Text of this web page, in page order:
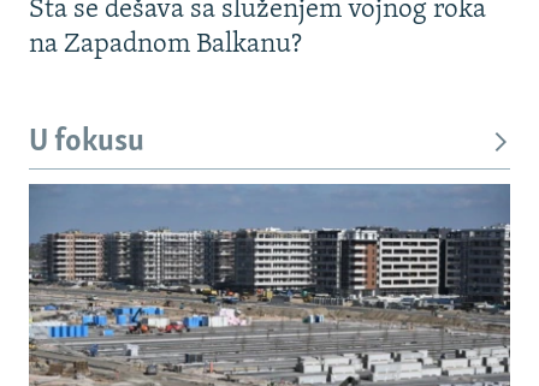
Šta se dešava sa služenjem vojnog roka
na Zapadnom Balkanu?
U fokusu